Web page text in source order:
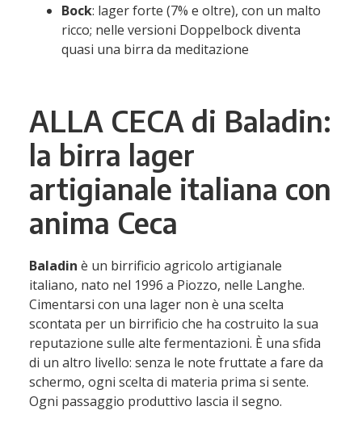
Bock: lager forte (7% e oltre), con un malto
ricco; nelle versioni Doppelbock diventa
quasi una birra da meditazione
ALLA CECA di Baladin:
la birra lager
artigianale italiana con
anima Ceca
Baladin è un birrificio agricolo artigianale
italiano, nato nel 1996 a Piozzo, nelle Langhe.
Cimentarsi con una lager non è una scelta
scontata per un birrificio che ha costruito la sua
reputazione sulle alte fermentazioni. È una sfida
di un altro livello: senza le note fruttate a fare da
schermo, ogni scelta di materia prima si sente.
Ogni passaggio produttivo lascia il segno.